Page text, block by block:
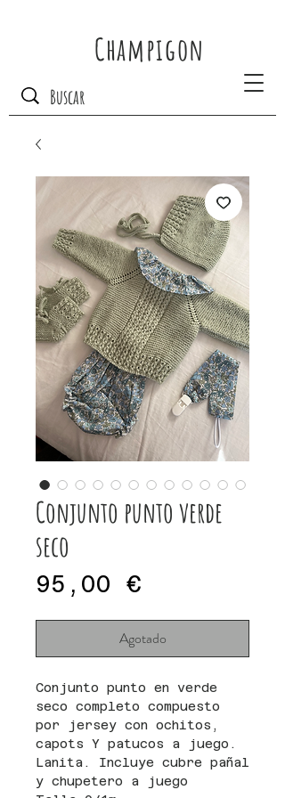
Champigon
Conjunto punto verde
seco
95,00 €
Agotado
Conjunto punto en verde
seco completo compuesto
por jersey con ochitos,
capots Y patucos a juego.
Lanita. Incluye cubre pañal
y chupetero a juego